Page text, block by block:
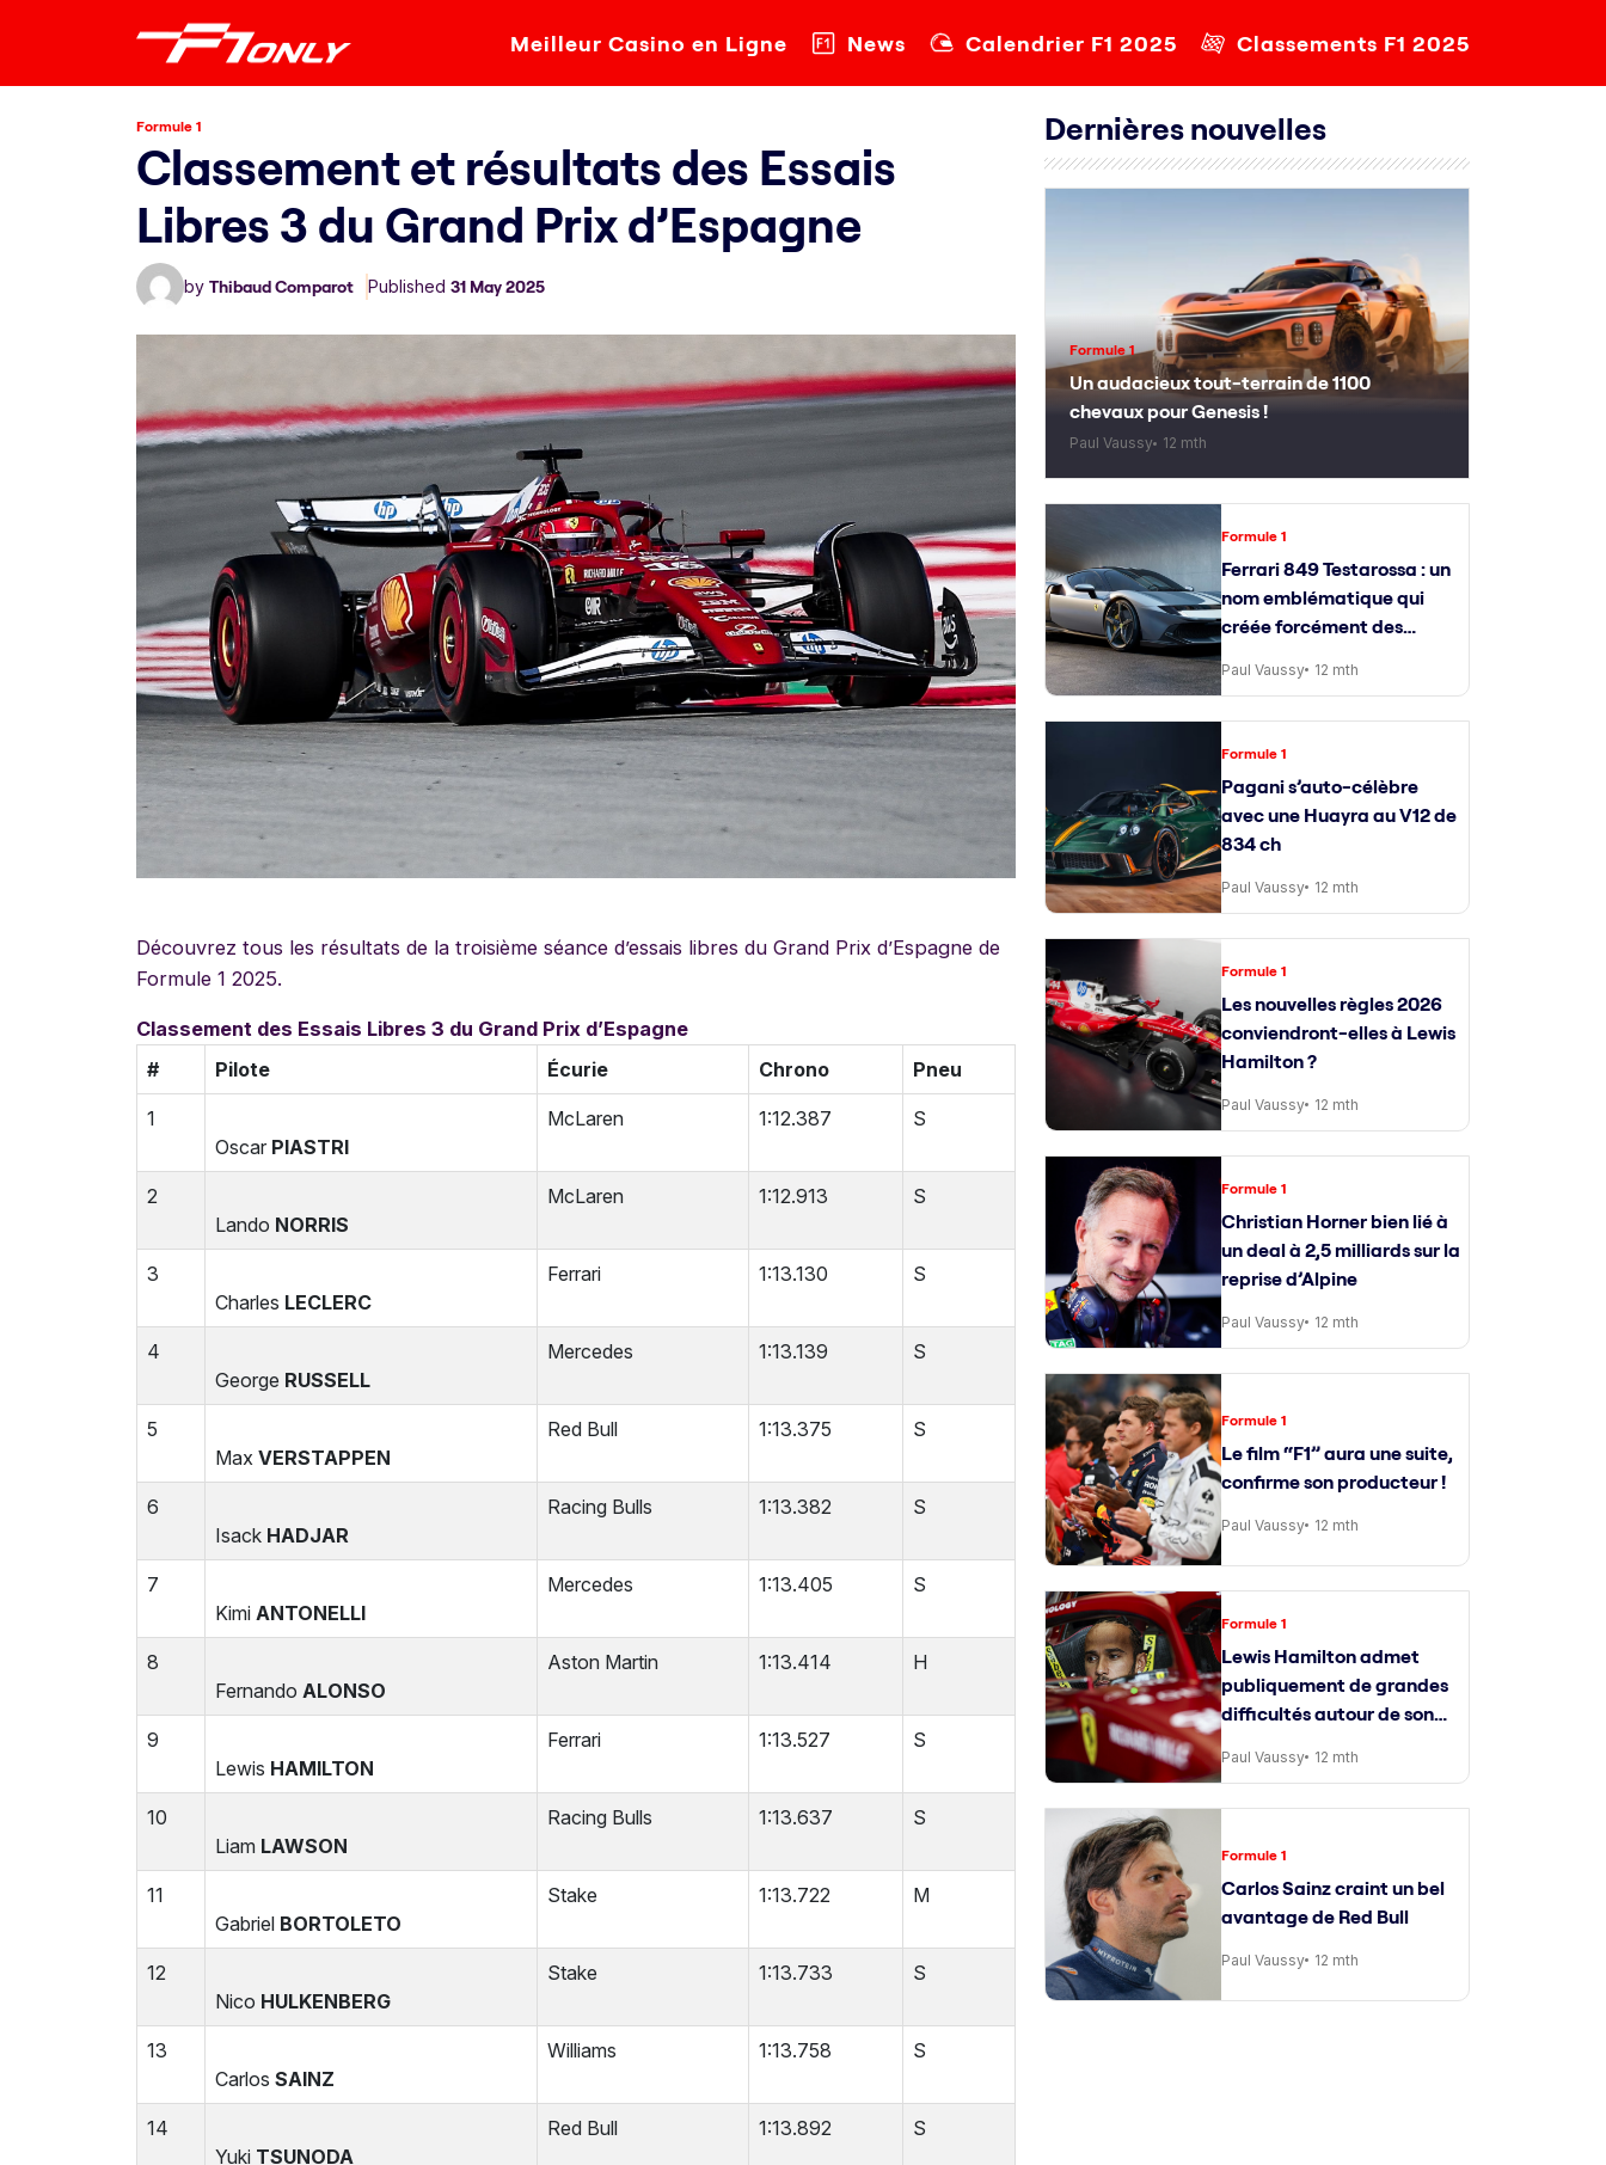
Meilleur Casino en Ligne News Calendrier F1 2025 Classements F1 2025
Formule 1
Classement et résultats des Essais
Libres 3 du Grand Prix d’Espagne
by Thibaud Comparot Published 31 May 2025
Découvrez tous les résultats de la troisième séance d’essais libres du Grand Prix d’Espagne de
Formule 1 2025.
Classement des Essais Libres 3 du Grand Prix d’Espagne
#
Pilote Écurie Chrono Pneu
1
Oscar PIASTRI
McLaren 1:12.387 S
2
Lando NORRIS
McLaren 1:12.913 S
3
Charles LECLERC
Ferrari 1:13.130 S
4
George RUSSELL
Mercedes 1:13.139 S
5
Max VERSTAPPEN
Red Bull 1:13.375 S
6
Isack HADJAR
Racing Bulls 1:13.382 S
7
Kimi ANTONELLI
Mercedes 1:13.405 S
8
Fernando ALONSO
Aston Martin 1:13.414 H
9
Lewis HAMILTON
Ferrari 1:13.527 S
10
Liam LAWSON
Racing Bulls 1:13.637 S
11
Gabriel BORTOLETO
Stake 1:13.722 M
12
Nico HULKENBERG
Stake 1:13.733 S
13
Carlos SAINZ
Williams 1:13.758 S
14
Yuki TSUNODA
Red Bull 1:13.892 S
Dernières nouvelles
Formule 1
Un audacieux tout-terrain de 1100
chevaux pour Genesis !
Paul Vaussy 12 mth
Formule 1
Ferrari 849 Testarossa : un
nom emblématique qui
créée forcément des
attentes
Paul Vaussy 12 mth
Formule 1
Pagani s’auto-célèbre
avec une Huayra au V12 de
834 ch
Paul Vaussy 12 mth
Formule 1
Les nouvelles règles 2026
conviendront-elles à Lewis
Hamilton ?
Paul Vaussy 12 mth
Formule 1
Christian Horner bien lié à
un deal à 2,5 milliards sur la
reprise d’Alpine
Paul Vaussy 12 mth
Formule 1
Le film “F1” aura une suite,
confirme son producteur !
Paul Vaussy 12 mth
Formule 1
Lewis Hamilton admet
publiquement de grandes
difficultés autour de son
ingénieur de course
Paul Vaussy 12 mth
Formule 1
Carlos Sainz craint un bel
avantage de Red Bull
Paul Vaussy 12 mth